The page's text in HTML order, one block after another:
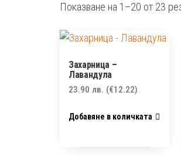
Показване на 1–20 от 23
Захарница –
Лавандула
23.90 лв. (€12.22)
Добавяне в количката